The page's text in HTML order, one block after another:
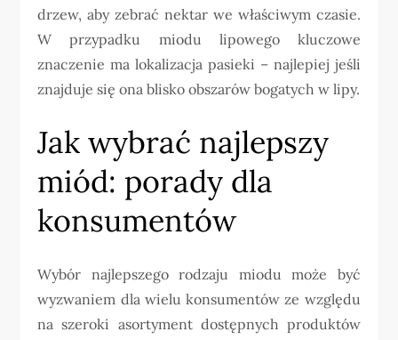
drzew, aby zebrać nektar we właściwym czasie.
W przypadku miodu lipowego kluczowe
znaczenie ma lokalizacja pasieki – najlepiej jeśli
znajduje się ona blisko obszarów bogatych w lipy.
Jak wybrać najlepszy
miód: porady dla
konsumentów
Wybór najlepszego rodzaju miodu może być
wyzwaniem dla wielu konsumentów ze względu
na szeroki asortyment dostępnych produktów